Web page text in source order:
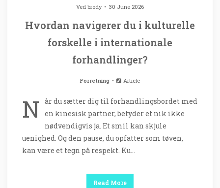
Ved brody 30 June 2026
Hvordan navigerer du i kulturelle
forskelle i internationale
forhandlinger?
Forretning Article
N
år du sætter dig til forhandlingsbordet med
en kinesisk partner, betyder et nik ikke
nødvendigvis ja. Et smil kan skjule
uenighed. Og den pause, du opfatter som tøven,
kan være et tegn på respekt. Ku…
Read More